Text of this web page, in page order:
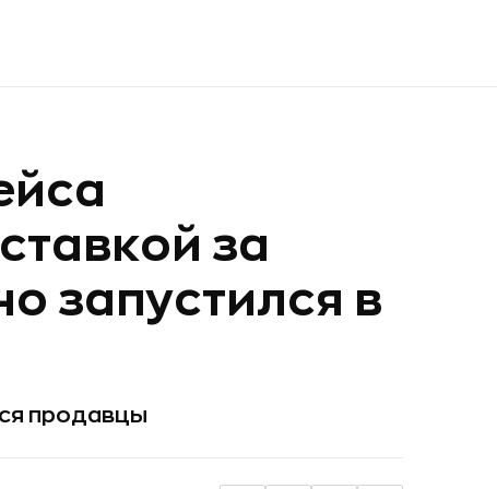
за
запустился в
продавцы